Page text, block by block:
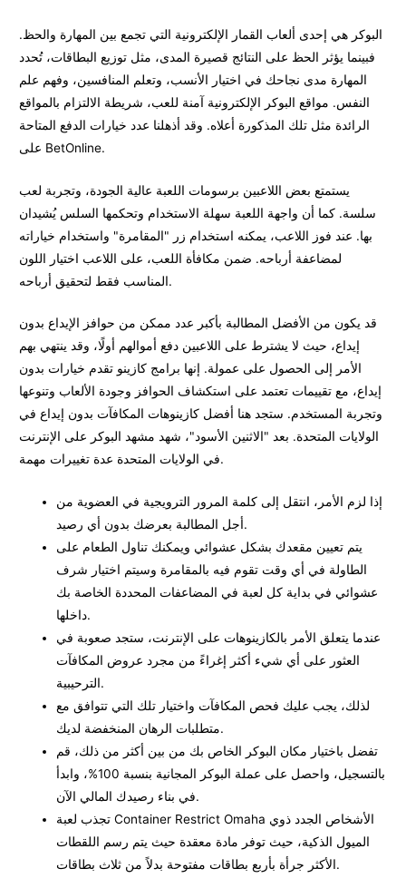
البوكر هي إحدى ألعاب القمار الإلكترونية التي تجمع بين المهارة والحظ.
فبينما يؤثر الحظ على النتائج قصيرة المدى، مثل توزيع البطاقات، تُحدد
المهارة مدى نجاحك في اختيار الأنسب، وتعلم المنافسين، وفهم علم
النفس. مواقع البوكر الإلكترونية آمنة للعب، شريطة الالتزام بالمواقع
الرائدة مثل تلك المذكورة أعلاه. وقد أذهلنا عدد خيارات الدفع المتاحة
على BetOnline.
يستمتع بعض اللاعبين برسومات اللعبة عالية الجودة، وتجربة لعب
سلسة. كما أن واجهة اللعبة سهلة الاستخدام وتحكمها السلس يُشيدان
بها. عند فوز اللاعب، يمكنه استخدام زر "المقامرة" واستخدام خياراته
لمضاعفة أرباحه. ضمن مكافأة اللعب، على اللاعب اختيار اللون
المناسب فقط لتحقيق أرباحه.
قد يكون من الأفضل المطالبة بأكبر عدد ممكن من حوافز الإيداع بدون
إيداع، حيث لا يشترط على اللاعبين دفع أموالهم أولًا، وقد ينتهي بهم
الأمر إلى الحصول على عمولة. إنها برامج كازينو تقدم خيارات بدون
إيداع، مع تقييمات تعتمد على استكشاف الحوافز وجودة الألعاب وتنوعها
وتجربة المستخدم. ستجد هنا أفضل كازينوهات المكافآت بدون إيداع في
الولايات المتحدة. بعد "الاثنين الأسود"، شهد مشهد البوكر على الإنترنت
في الولايات المتحدة عدة تغييرات مهمة.
إذا لزم الأمر، انتقل إلى كلمة المرور الترويجية في العضوية من
أجل المطالبة بعرضك بدون أي رصيد.
يتم تعيين مقعدك بشكل عشوائي ويمكنك تناول الطعام على
الطاولة في أي وقت تقوم فيه بالمقامرة وسيتم اختيار شرف
عشوائي في بداية كل لعبة في المضاعفات المحددة الخاصة بك
داخلها.
عندما يتعلق الأمر بالكازينوهات على الإنترنت، ستجد صعوبة في
العثور على أي شيء أكثر إغراءً من مجرد عروض المكافآت
الترحيبية.
لذلك، يجب عليك فحص المكافآت واختيار تلك التي تتوافق مع
متطلبات الرهان المنخفضة لديك.
تفضل باختيار مكان البوكر الخاص بك من بين أكثر من ذلك، قم
بالتسجيل، واحصل على عملة البوكر المجانية بنسبة 100%، وابدأ
في بناء رصيدك المالي الآن.
تجذب لعبة Container Restrict Omaha الأشخاص الجدد ذوي
الميول الذكية، حيث توفر مادة معقدة حيث يتم رسم اللقطات
الأكثر جرأة بأربع بطاقات مفتوحة بدلاً من ثلاث بطاقات.